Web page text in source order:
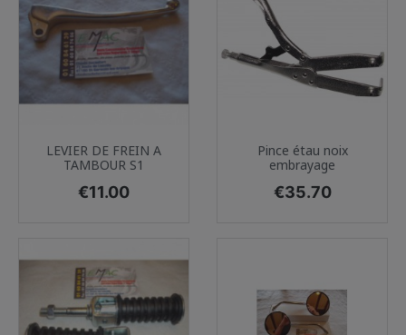
LEVIER DE FREIN A
TAMBOUR S1
Price
€11.00
Pince étau noix
embrayage
Price
€35.70